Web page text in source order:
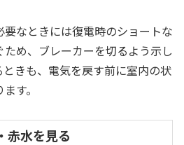
なときには復電時のショートな
め、ブレーカーを切るよう示し
きも、電気を戻す前に室内の状
す。
赤水を見る